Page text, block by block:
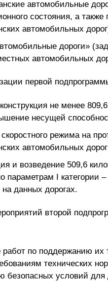
автомобильные
состояния, а
автомобильных
дороги»
автомобильных
первой
не менее
несущей
режима на
автомобильных
и возведение 509,6
параметрам I категории
данных дорогах.
второй
по поддержанию их
технических
безопасных условий